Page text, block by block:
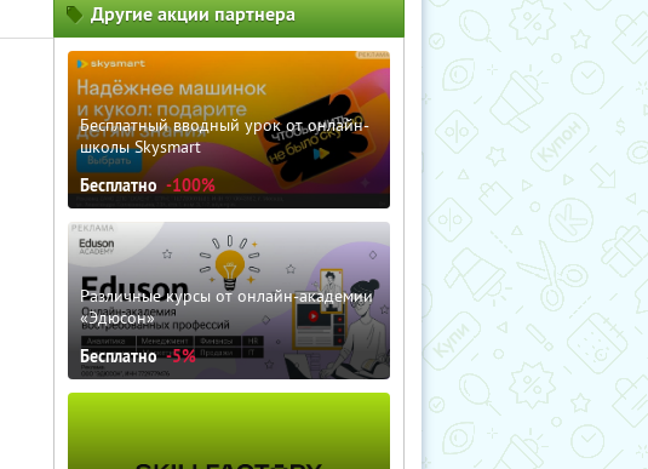
Другие акции партнера
Бесплатный вводный урок от онлайн-
школы Skysmart
Бесплатно -100%
Различные курсы от онлайн-академии
«Эдюсон»
Бесплатно -5%